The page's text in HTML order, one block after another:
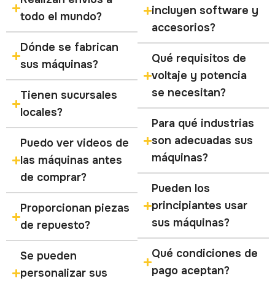
todo el mundo?
Dónde se fabrican
sus máquinas?
Tienen sucursales
locales?
Puedo ver videos de
las máquinas antes
de comprar?
Proporcionan piezas
de repuesto?
Se pueden
personalizar sus
incluyen software y
accesorios?
Qué requisitos de
voltaje y potencia
se necesitan?
Para qué industrias
son adecuadas sus
máquinas?
Pueden los
principiantes usar
sus máquinas?
Qué condiciones de
pago aceptan?